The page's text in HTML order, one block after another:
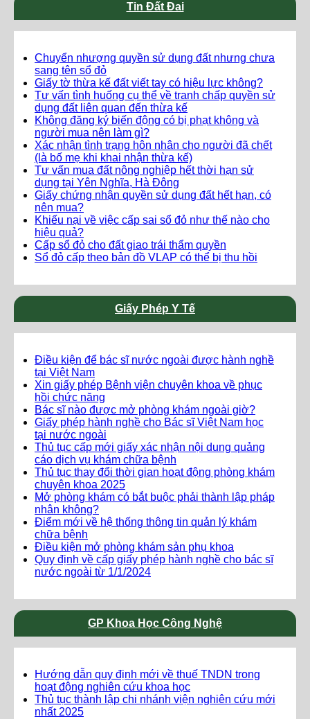
Tin Đất Đai
Chuyển nhượng quyền sử dụng đất nhưng chưa
sang tên sổ đỏ
Giấy tờ thừa kế đất viết tay có hiệu lực không?
Tư vấn tình huống cụ thể về tranh chấp quyền sử
dụng đất liên quan đến thừa kế
Không đăng ký biến động có bị phạt không và
người mua nên làm gì?
Xác nhận tình trạng hôn nhân cho người đã chết
(là bố mẹ khi khai nhận thừa kế)
Tư vấn mua đất nông nghiệp hết thời hạn sử
dụng tại Yên Nghĩa, Hà Đông
Giấy chứng nhận quyền sử dụng đất hết hạn, có
nên mua?
Khiếu nại về việc cấp sai sổ đỏ như thế nào cho
hiệu quả?
Cấp sổ đỏ cho đất giao trái thẩm quyền
Sổ đỏ cấp theo bản đồ VLAP có thể bị thu hồi
Giấy Phép Y Tế
Điều kiện để bác sĩ nước ngoài được hành nghề
tại Việt Nam
Xin giấy phép Bệnh viện chuyên khoa về phục
hồi chức năng
Bác sĩ nào được mở phòng khám ngoài giờ?
Giấy phép hành nghề cho Bác sĩ Việt Nam học
tại nước ngoài
Thủ tục cấp mới giấy xác nhận nội dung quảng
cáo dịch vụ khám chữa bệnh
Thủ tục thay đổi thời gian hoạt động phòng khám
chuyên khoa 2025
Mở phòng khám có bắt buộc phải thành lập pháp
nhân không?
Điểm mới về hệ thống thông tin quản lý khám
chữa bệnh
Điều kiện mở phòng khám sản phụ khoa
Quy định về cấp giấy phép hành nghề cho bác sĩ
nước ngoài từ 1/1/2024
GP Khoa Học Công Nghệ
Hướng dẫn quy định mới về thuế TNDN trong
hoạt động nghiên cứu khoa học
Thủ tục thành lập chi nhánh viện nghiên cứu mới
nhất 2025